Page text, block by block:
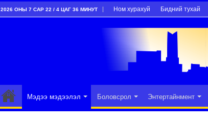
2026 ОНЫ 7 САР 22 / 4 ЦАГ 36 МИНУТ Ном хурахуй Бидний тухай
Мэдээ мэдээлэл Боловсрол Энтертайнмент